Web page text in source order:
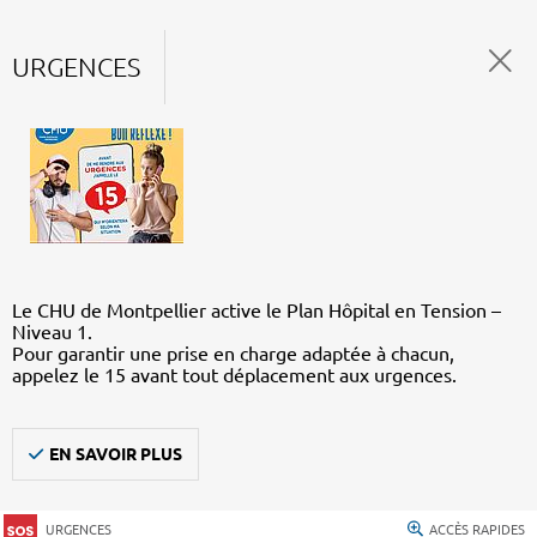
URGENCES
Le CHU de Montpellier active le Plan Hôpital en Tension –
Niveau 1.
Pour garantir une prise en charge adaptée à chacun,
appelez le 15 avant tout déplacement aux urgences.
EN SAVOIR PLUS
URGENCES ACCÈS RAPIDES